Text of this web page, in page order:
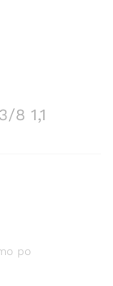
8 1,1
po